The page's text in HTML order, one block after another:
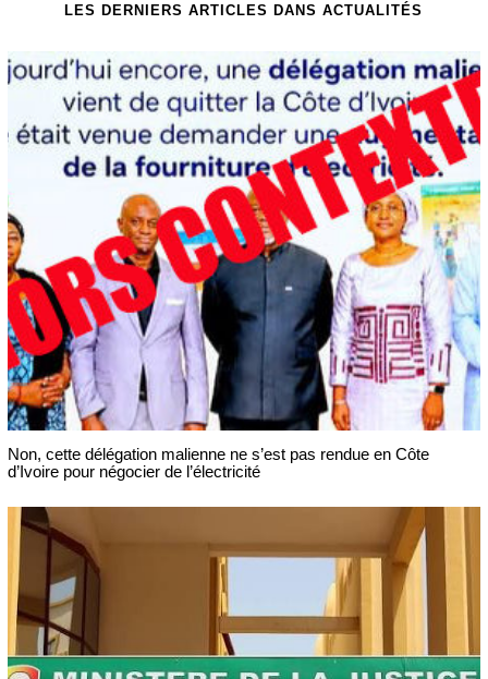
LES DERNIERS ARTICLES DANS ACTUALITÉS
Non, cette délégation malienne ne s’est pas rendue en Côte
d’Ivoire pour négocier de l’électricité